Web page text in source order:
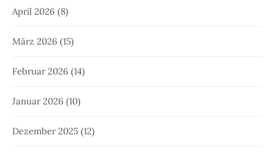
April 2026 (8)
März 2026 (15)
Februar 2026 (14)
Januar 2026 (10)
Dezember 2025 (12)